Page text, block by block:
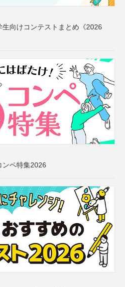
向けコンテストまとめ《2026
ンペ特集2026